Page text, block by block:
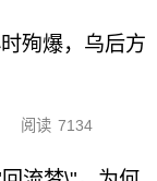
殉爆，乌后方
阅读 7134